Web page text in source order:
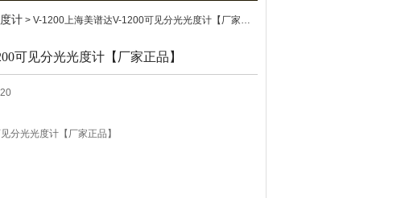
计 > V-1200上海美谱达V-1200可见分光光度计【厂家正品】
可见分光光度计【厂家正品】
分光光度计【厂家正品】